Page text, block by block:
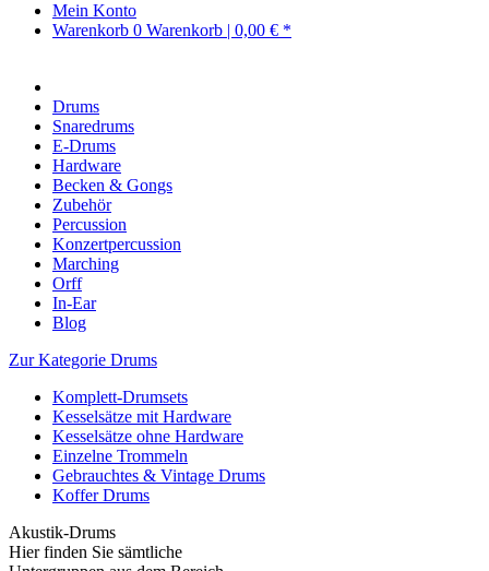
Mein Konto
Warenkorb 0 Warenkorb | 0,00 € *
Drums
Snaredrums
E-Drums
Hardware
Becken & Gongs
Zubehör
Percussion
Konzertpercussion
Marching
Orff
In-Ear
Blog
Zur Kategorie Drums
Komplett-Drumsets
Kesselsätze mit Hardware
Kesselsätze ohne Hardware
Einzelne Trommeln
Gebrauchtes & Vintage Drums
Koffer Drums
Akustik-Drums
Hier finden Sie sämtliche